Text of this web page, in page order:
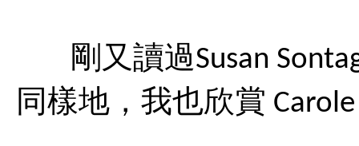
剛又讀過Susan
同樣地，我也欣賞